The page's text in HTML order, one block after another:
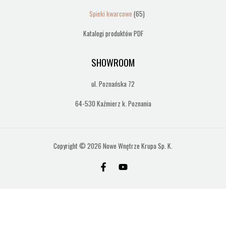
Spieki kwarcowe 65
Katalogi produktów PDF
SHOWROOM
ul. Poznańska 72
64-530 Kaźmierz k. Poznania
Copyright © 2026 Nowe Wnętrze Krupa Sp. K.